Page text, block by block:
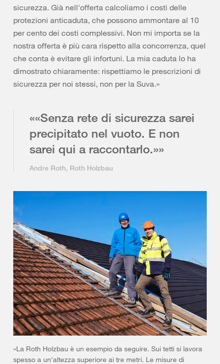
sicurezza. Già nell'offerta calcoliamo i costi delle
protezioni anticaduta, che possono ammontare al 10
per cento dei costi complessivi. Non mi importa se la
nostra offerta è più cara rispetto alla concorrenza, quel
che conta è evitare gli infortuni. La mia caduta lo ha
dimostrato chiaramente: rispettiamo le prescrizioni di
sicurezza per noi stessi, non per la Suva.»
««Senza rete di sicurezza sarei
precipitato nel vuoto. E non
sarei qui a raccontarlo.»»
Andre Roth, Roth Holzbau
«La Roth Holzbau è un esempio da seguire. Sui tetti si lavora
spesso a un'altezza superiore ai tre metri. Le misure di